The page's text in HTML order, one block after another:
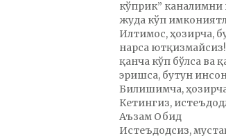
кўприк”
жуда кўп
Илтимос, ҳозирча,
нарса
қанча кўп бўлса ва
эришса, бутун
Билишимча,
Кетингиз,
Аъзам Обид
Истеъдодсиз,